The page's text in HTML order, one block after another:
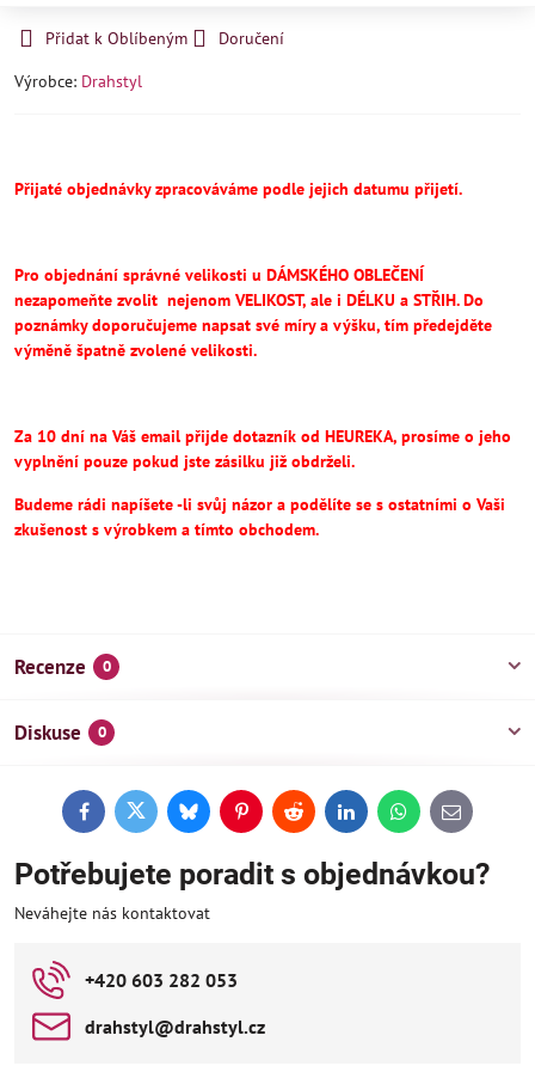
Přidat k Oblíbeným
Doručení
Výrobce: Drahstyl
Přijaté objednávky zpracováváme podle jejich datumu přijetí.
Pro objednání správné velikosti u DÁMSKÉHO OBLEČENÍ
nezapomeňte zvolit nejenom VELIKOST, ale i DÉLKU a STŘIH.Do
poznámky doporučujeme napsat své míry a výšku, tím předejděte
výměně špatně zvolené velikosti.
Za 10 dní na Váš email přijde dotazník od HEUREKA, prosíme o jeho
vyplnění pouze pokud jste zásilku již obdrželi.
Budeme rádi napíšete -li svůj názor a podělíte se s ostatními o Vaši
zkušenost s výrobkem a tímto obchodem.
Recenze 0
Diskuse 0
FacebookTwitterBlueskyPinterestReddit LinkedInWhatsApp
E-
mail
Potřebujete poradit s objednávkou?
Neváhejte nás kontaktovat
+420 603 282 053
drahstyl​@drahstyl​.cz